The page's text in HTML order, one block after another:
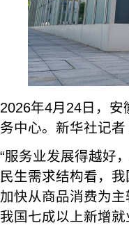
2026年4月24日，
务中心。新华社记
“服务业发展得越好
民生需求结构看，
加快从商品消费为
我国七成以上新增就